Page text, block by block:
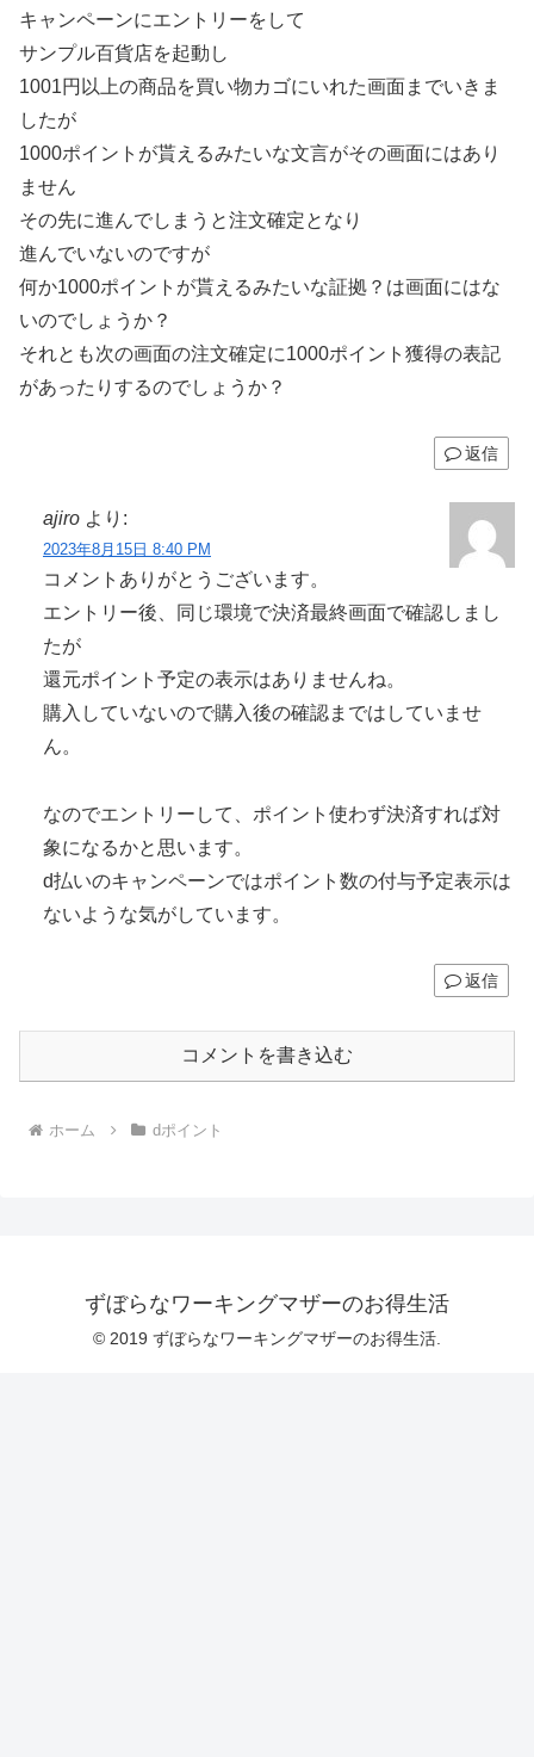
キャンペーンにエントリーをして
サンプル百貨店を起動し
1001円以上の商品を買い物カゴにいれた画面までいきま
したが
1000ポイントが貰えるみたいな文言がその画面にはあり
ません
その先に進んでしまうと注文確定となり
進んでいないのですが
何か1000ポイントが貰えるみたいな証拠？は画面にはな
いのでしょうか？
それとも次の画面の注文確定に1000ポイント獲得の表記
があったりするのでしょうか？
返信
ajiro より:
2023年8月15日 8:40 PM
コメントありがとうございます。
エントリー後、同じ環境で決済最終画面で確認しまし
たが
還元ポイント予定の表示はありませんね。
購入していないので購入後の確認まではしていませ
ん。
なのでエントリーして、ポイント使わず決済すれば対
象になるかと思います。
d払いのキャンペーンではポイント数の付与予定表示は
ないような気がしています。
返信
コメントを書き込む
ホーム dポイント
ずぼらなワーキングマザーのお得生活
© 2019 ずぼらなワーキングマザーのお得生活.